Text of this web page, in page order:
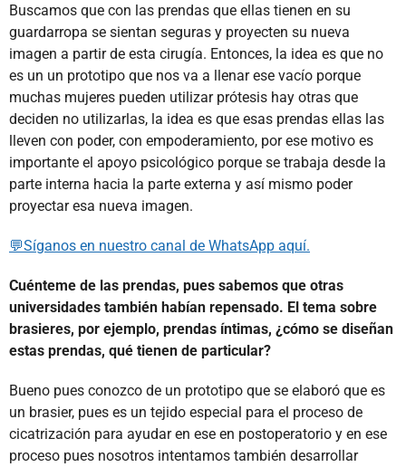
Buscamos que con las prendas que ellas tienen en su
guardarropa se sientan seguras y proyecten su nueva
imagen a partir de esta cirugía. Entonces, la idea es que no
es un un prototipo que nos va a llenar ese vacío porque
muchas mujeres pueden utilizar prótesis hay otras que
deciden no utilizarlas, la idea es que esas prendas ellas las
lleven con poder, con empoderamiento, por ese motivo es
importante el apoyo psicológico porque se trabaja desde la
parte interna hacia la parte externa y así mismo poder
proyectar esa nueva imagen.
💬Síganos en nuestro canal de WhatsApp aquí.
Cuénteme de las prendas, pues sabemos que otras
universidades también habían repensado. El tema sobre
brasieres, por ejemplo, prendas íntimas, ¿cómo se diseñan
estas prendas, qué tienen de particular?
Bueno pues conozco de un prototipo que se elaboró que es
un brasier, pues es un tejido especial para el proceso de
cicatrización para ayudar en ese en postoperatorio y en ese
proceso pues nosotros intentamos también desarrollar